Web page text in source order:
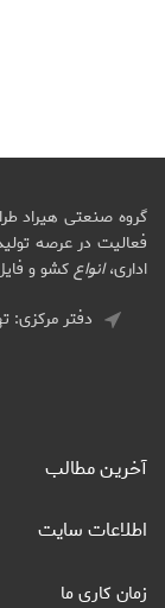
فعالیت در عرصه
اداری،انواعکشو و
دفتر مرکزی:
آخرین مطالب
اطلاعات سایت
زمان کاری ما